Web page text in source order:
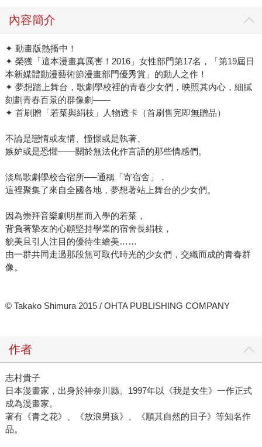
內容簡介
✦ 動畫版熱播中！
✦ 榮獲「這本漫畫真厲害！2016」女性部門第17名，「第19屆日
本新媒體動漫藝術節漫畫部門優秀賞」的動人之作！
✦ 夢想踏上舞台，歌劇學校裡的青春少女們，映照其內心，細膩
刻劃青春百景的群像劇——
✦ 首刷贈「若菜與絹枝」人物透卡（首刷售完即無贈品）
不論是戀情或友情、憧憬或是執著、
嫉妒或是恐懼——關於無法化作言語的那些情感們。
淡島歌劇學校合宿所──通稱「寄宿舍」，
這裡聚集了來自全國各地，夢想著站上舞台的少女們。
因為崇拜音樂劇明星而入學的若菜，
背負著摯友的心願堅持學業的宿舍長絹枝，
貌美且引人注目的優待生繪美……
由一群共同走過那段無可取代時光的少女們，交織而成的青春群
像。
© Takako Shimura 2015 / OHTA PUBLISHING COMPANY
作者
志村貴子
日本漫畫家，出身於神奈川縣。1997年以《我是女生》一作正式
成為漫畫家。
著有《青之花》、《放浪男孩》、《順其自然的日子》等知名作
品。